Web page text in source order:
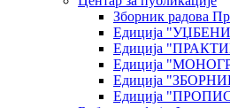
Зборник радова
Едиција
Едиција
Едиција
Едиција
Едиција